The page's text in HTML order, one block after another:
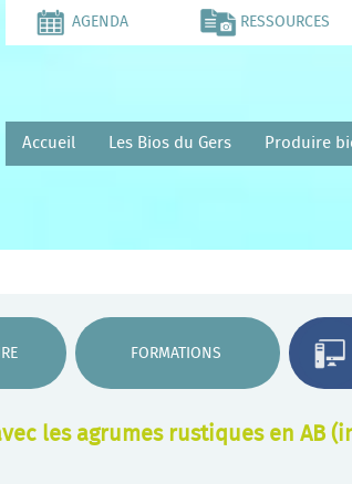
AGENDA RESSOURCES
Accueil Les Bios du Gers Produire
FORMATIONS
les agrumes rustiques en AB